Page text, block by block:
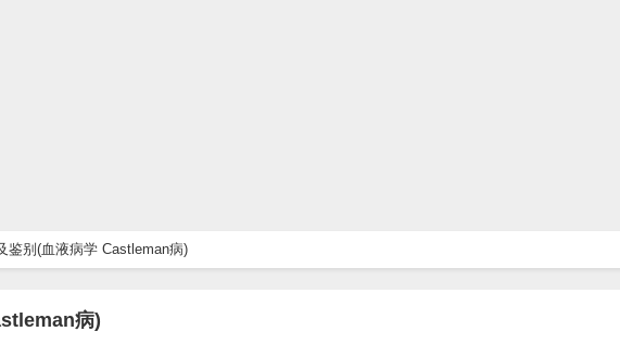
鉴别(血液病学 Castleman病)
病)